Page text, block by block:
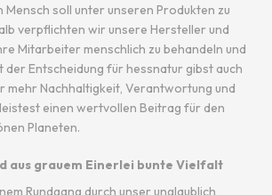
Mensch soll unter unseren Produkten zu
verpflichten wir unsere Hersteller und
Mitarbeiter menschlich zu behandeln und
der Entscheidung für hessnatur gibst auch
mehr Nachhaltigkeit, Verantwortung und
einen wertvollen Beitrag für den
Planeten.
aus grauem Einerlei bunte Vielfalt
Rundgang durch unser unglaublich